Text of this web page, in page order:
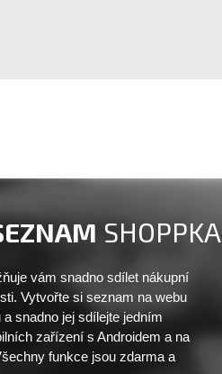
SHOPPKA
vám snadno sdílet nákupní
Vytvořte si seznam na webu
snadno jej sdílejte jedním
zařízení s Androidem a na
funkce jsou zdarma a